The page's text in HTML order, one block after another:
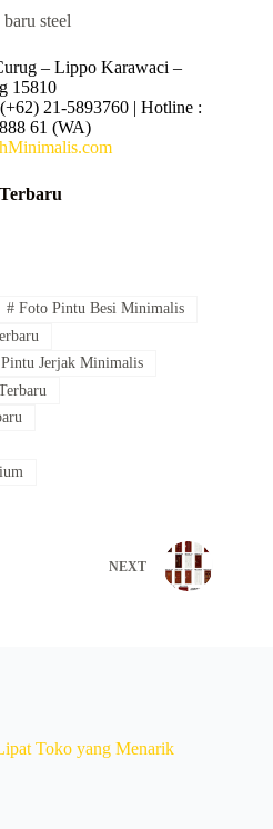
– Lippo Karawaci –
15810
21-5893760 | Hotline :
61 (WA)
#Foto Pintu Besi Minimalis
Jerjak Minimalis
NEXT